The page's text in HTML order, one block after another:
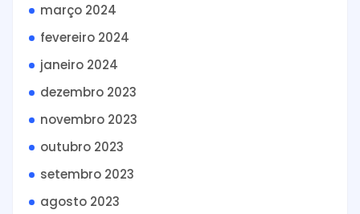
março 2024
fevereiro 2024
janeiro 2024
dezembro 2023
novembro 2023
outubro 2023
setembro 2023
agosto 2023